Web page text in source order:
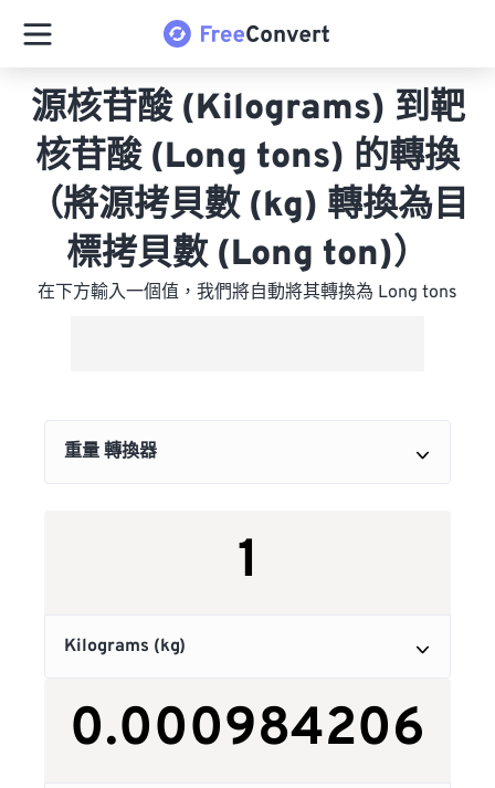
源核苷酸 (Kilograms) 到靶
核苷酸 (Long tons) 的轉換
（將源拷貝數 (kg) 轉換為目
標拷貝數 (Long ton)）
在下方輸入一個值，我們將自動將其轉換為 Long tons